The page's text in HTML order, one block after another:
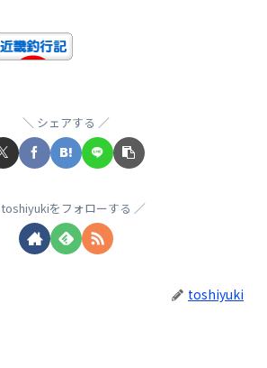
シェアする
toshiyukiをフォローする
toshiyuki